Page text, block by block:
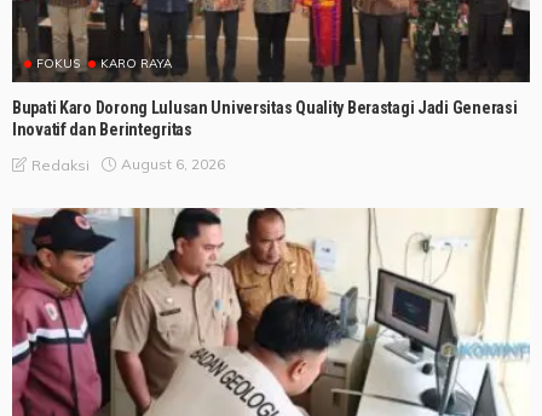
FOKUS KARO RAYA
Bupati Karo Dorong Lulusan Universitas Quality Berastagi Jadi Generasi
Inovatif dan Berintegritas
Redaksi August 6, 2026